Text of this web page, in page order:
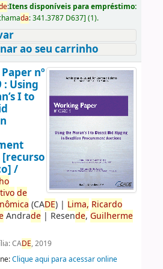
:Itens disponíveis para empréstimo:
da:341.3787 D637] (1).
ao seu carrinho
nº
: Using
I to
/
de
(CADE)| Lima, Ricardo
Andrade| Resende, Guilherme
CADE, 2019
Clique aqui para acessar online